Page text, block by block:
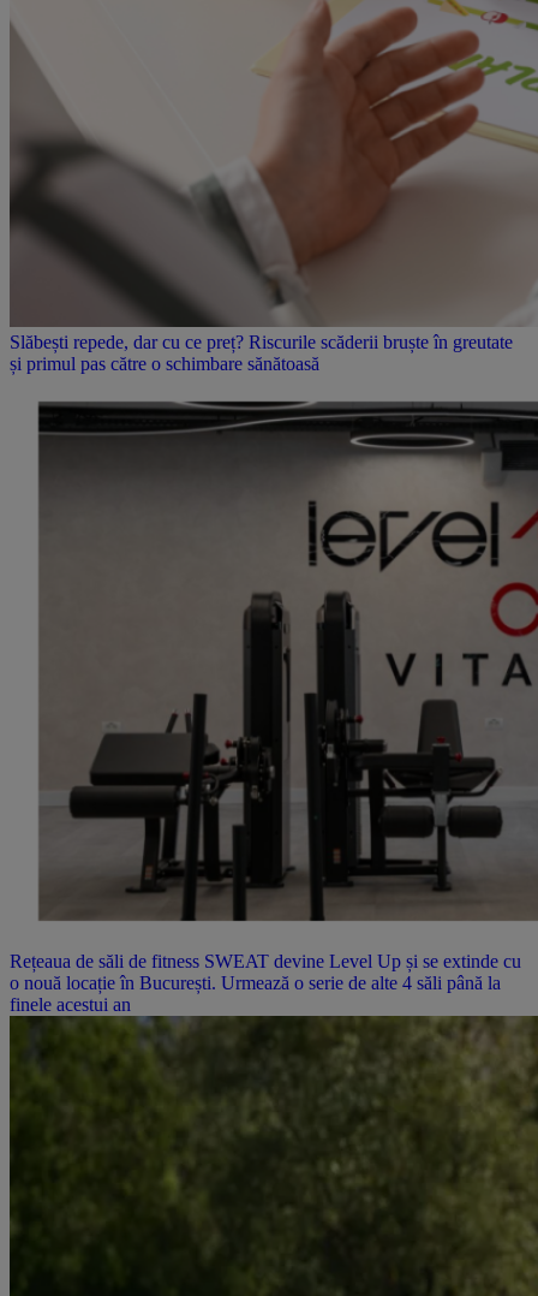
Slăbești repede, dar cu ce preț? Riscurile scăderii bruște în greutate
și primul pas către o schimbare sănătoasă
Rețeaua de săli de fitness SWEAT devine Level Up și se extinde cu
o nouă locație în București. Urmează o serie de alte 4 săli până la
finele acestui an